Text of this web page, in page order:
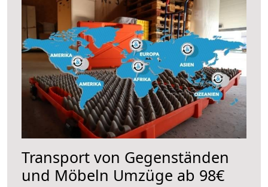
Transport von Gegenständen
und Möbeln Umzüge ab 98€